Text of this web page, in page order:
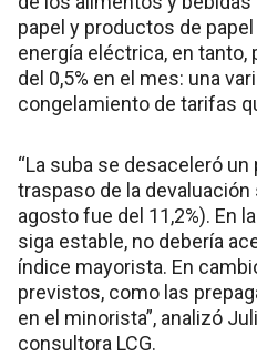
papel y productos de papel
energía eléctrica, en
del 0,5% en el mes: una
congelamiento de tarifas
“La suba se desaceleró
traspaso de la
agosto fue del 11,2%). En
siga estable, no debería
índice mayorista. En
previstos, como las
en el minorista”, analizó
consultora LCG.